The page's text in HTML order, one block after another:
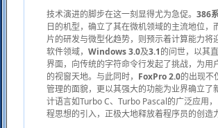
技术演进的脚步在这一刻显得尤为急促。 386
日的机型，确立了其在微机领域的主流地位，
片的研发与微型化趋势，则预示着计算能力将
软件领域， Windows 3.0及3.1的问世，以其
界面，向传统的字符命令行发起了挑战，为用
的视窗天地。与此同时， FoxPro 2.0的出现不
管理的面貌，更以其强大的功能为业界确立了
计语言如Turbo C、Turbo Pascal的广泛应用
程思想的引入，正极大地释放着程序员的创造